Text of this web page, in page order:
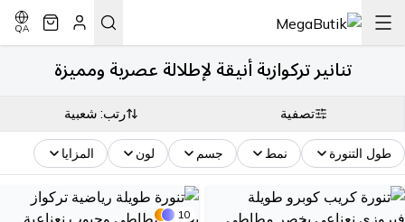
QA
تنانير تركوازية أنيقة لإطلالة عصرية ومميزة
تصفية رتب: شعبية
طول التنورة نمط جسم لون المزايا
10